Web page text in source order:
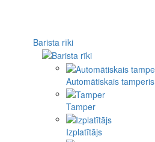
Barista rīki
Automātiskais tamperis
Tamper
Izplatītājs